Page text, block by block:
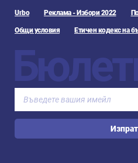
Urbo Реклама - Избори 2022
Общи условия Етичен кодекс на